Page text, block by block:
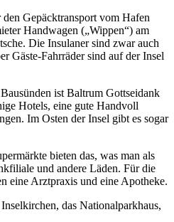
Gepäcktransport vom Hafen
Handwagen („Wippen“) am
Die Insulaner sind zwar auch
Gäste-Fahrräder sind auf der Insel
ist Baltrum Gottseidank
Hotels, eine gute Handvoll
Im Osten der Insel gibt es sogar
bieten das, was man als
und andere Läden. Für die
eine Arztpraxis und eine Apotheke.
das Nationalparkhaus,